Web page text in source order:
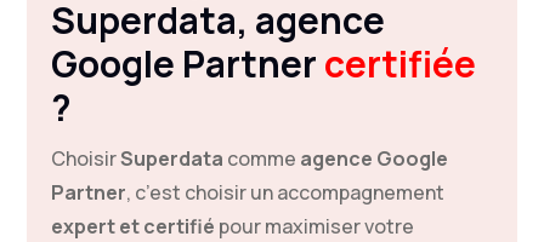
Superdata, agence
Google Partnercertifiée
?
ChoisirSuperdata comme agence Google
Partner, c’est choisir un accompagnement
expert et certifié pour maximiser votre